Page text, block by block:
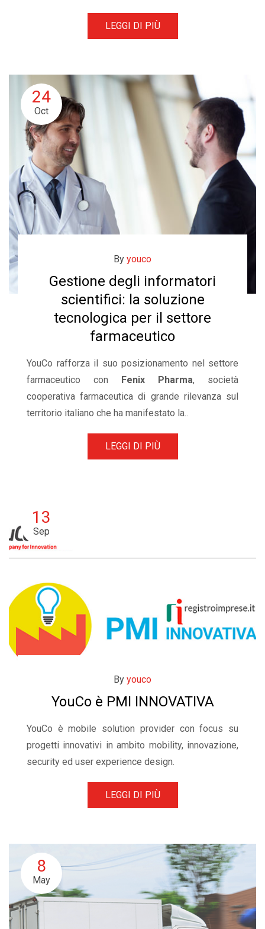
LEGGI DI PIÙ
24
Oct
By youco
Gestione degli informatori
scientifici: la soluzione
tecnologica per il settore
farmaceutico
YouCo rafforza il suo posizionamento nel settore
farmaceutico con Fenix Pharma, società
cooperativa farmaceutica di grande rilevanza sul
territorio italiano che ha manifestato la..
LEGGI DI PIÙ
13
Sep
By youco
YouCo è PMI INNOVATIVA
YouCo è mobile solution provider con focus su
progetti innovativi in ambito mobility, innovazione,
security ed user experience design.
LEGGI DI PIÙ
8
May